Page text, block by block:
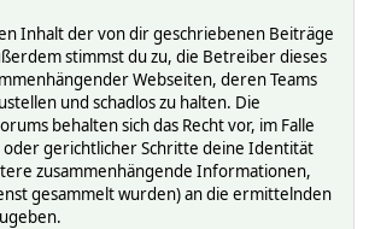
Inhalt der von dir geschriebenen Beiträge
stimmst du zu, die Betreiber dieses
Webseiten, deren Teams
und schadlos zu halten. Die
behalten sich das Recht vor, im Falle
gerichtlicher Schritte deine Identität
zusammenhängende Informationen,
gesammelt wurden) an die ermittelnden